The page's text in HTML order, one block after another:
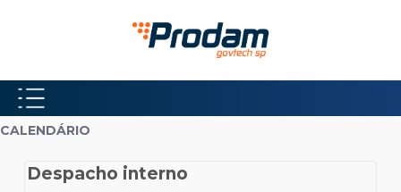
Pular para o Conteúdo principal
Início do conteúdo
CALENDÁRIO
Despacho interno